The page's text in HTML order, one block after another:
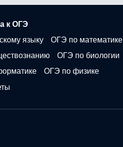
к ОГЭ
языку
ОГЭ по математике
ОГЭ по биологии
ОГЭ по физике